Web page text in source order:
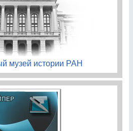
музей истории РАН